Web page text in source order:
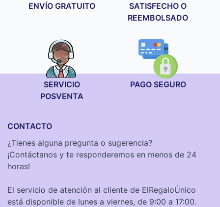
ENVÍO GRATUITO
SATISFECHO O
REEMBOLSADO
SERVICIO
POSVENTA
PAGO SEGURO
CONTACTO
¿Tienes alguna pregunta o sugerencia?
¡Contáctanos y te responderemos en menos de 24
horas!
El servicio de atención al cliente de ElRegaloÚnico
está disponible de lunes a viernes, de 9:00 a 17:00.